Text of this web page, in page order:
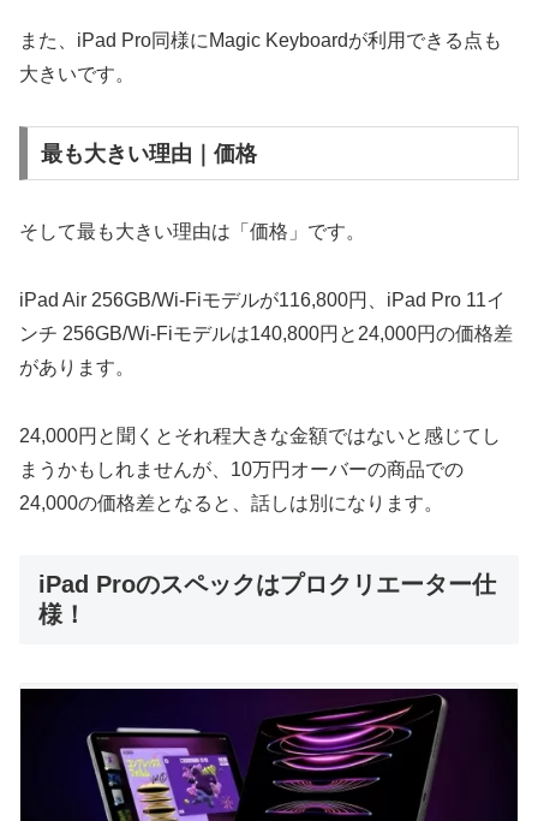
また、iPad Pro同様にMagic Keyboardが利用できる点も
大きいです。
最も大きい理由｜価格
そして最も大きい理由は「価格」です。
iPad Air 256GB/Wi-Fiモデルが116,800円、iPad Pro 11イ
ンチ 256GB/Wi-Fiモデルは140,800円と24,000円の価格差
があります。
24,000円と聞くとそれ程大きな金額ではないと感じてし
まうかもしれませんが、10万円オーバーの商品での
24,000の価格差となると、話しは別になります。
iPad Proのスペックはプロクリエーター仕
様！